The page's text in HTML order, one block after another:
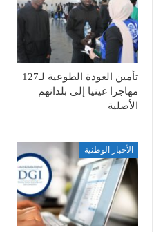
تأمين العودة الطوعية لـ127
مهاجرا غينيا إلى بلدانهم
الأصلية
الأخبار الوطنية